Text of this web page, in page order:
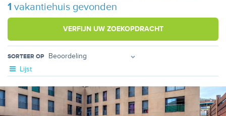
1 vakantiehuis gevonden
VERFIJN UW ZOEKOPDRACHT
SORTEER OP
Lijst